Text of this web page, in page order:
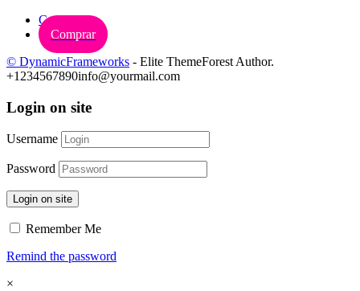
Carrinho
Comprar
© DynamicFrameworks - Elite ThemeForest Author.
+1234567890info@yourmail.com
Login on site
Username
Password
Login on site
Remember Me
Remind the password
×